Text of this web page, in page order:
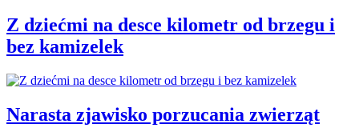
Z dziećmi na desce kilometr od brzegu i
bez kamizelek
Narasta zjawisko porzucania zwierząt